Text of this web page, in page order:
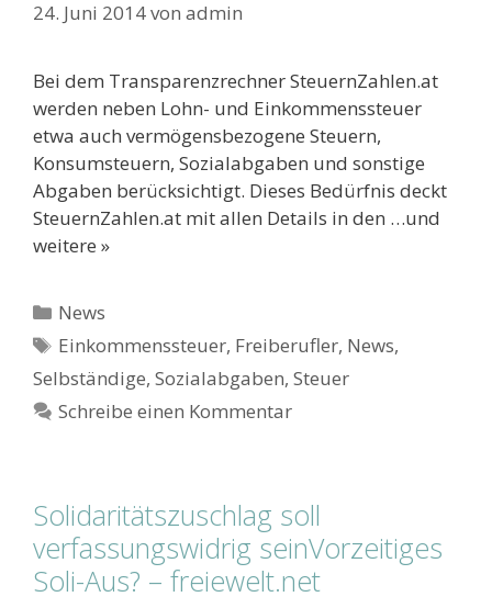
24. Juni 2014von admin
Bei dem Transparenzrechner SteuernZahlen.at
werden neben Lohn- und Einkommenssteuer
etwa auch vermögensbezogene Steuern,
Konsumsteuern, Sozialabgaben und sonstige
Abgaben berücksichtigt. Dieses Bedürfnis deckt
SteuernZahlen.at mit allen Details in den …und
weitere »
Kategorien
News
Schlagwörter
Einkommenssteuer, Freiberufler, News,
Selbständige, Sozialabgaben, Steuer
Schreibe einen Kommentar
Solidaritätszuschlag soll
verfassungswidrig seinVorzeitiges
Soli-Aus? – freiewelt.net